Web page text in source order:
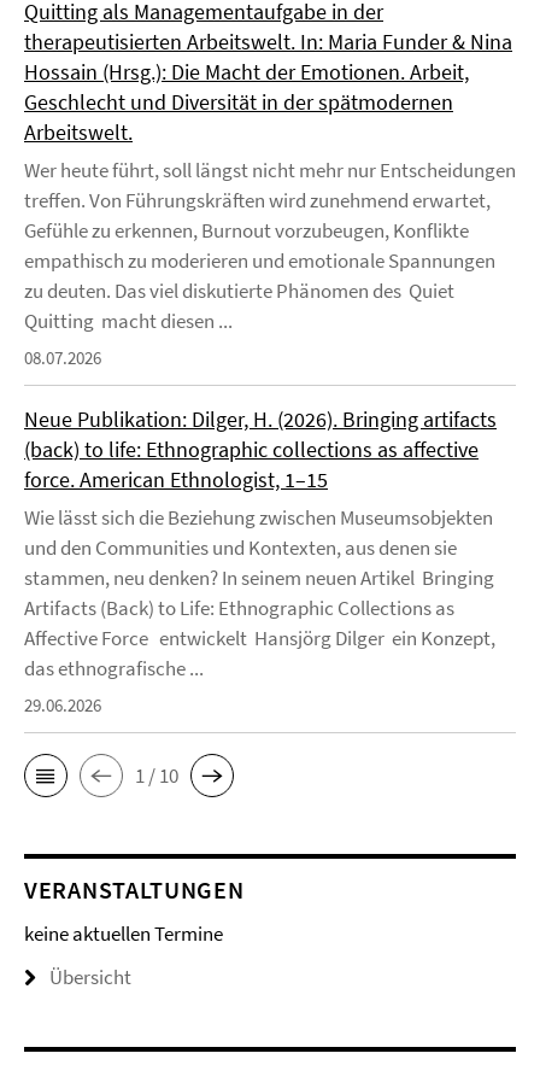
Quitting als Managementaufgabe in der
therapeutisierten Arbeitswelt. In: Maria Funder & Nina
Hossain (Hrsg.): Die Macht der Emotionen. Arbeit,
Geschlecht und Diversität in der spätmodernen
Arbeitswelt.
Wer heute führt, soll längst nicht mehr nur Entscheidungen
treffen. Von Führungskräften wird zunehmend erwartet,
Gefühle zu erkennen, Burnout vorzubeugen, Konflikte
empathisch zu moderieren und emotionale Spannungen
zu deuten. Das viel diskutierte Phänomen des Quiet
Quitting macht diesen ...
08.07.2026
Neue Publikation: Dilger, H. (2026). Bringing artifacts
(back) to life: Ethnographic collections as affective
force. American Ethnologist, 1–15
Wie lässt sich die Beziehung zwischen Museumsobjekten
und den Communities und Kontexten, aus denen sie
stammen, neu denken? In seinem neuen Artikel Bringing
Artifacts (Back) to Life: Ethnographic Collections as
Affective Force entwickelt Hansjörg Dilger ein Konzept,
das ethnografische ...
29.06.2026
1 / 10
VERANSTALTUNGEN
keine aktuellen Termine
Übersicht